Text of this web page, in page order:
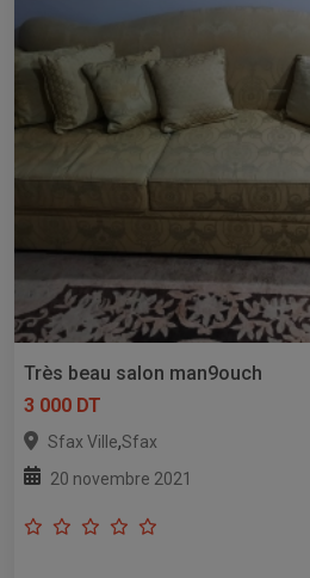
Très beau salon man9ouch
3 000 DT
Sfax Ville,Sfax
20 novembre 2021